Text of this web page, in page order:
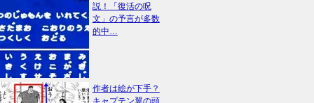
説！「復活の呪
文」の予言が多数
的中…
作者は絵が下手？
キャプテン翼の頭